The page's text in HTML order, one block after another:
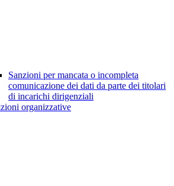
Sanzioni per mancata o incompleta
comunicazione dei dati da parte dei titolari
di incarichi dirigenziali
organizzative